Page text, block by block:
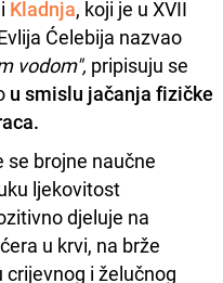
Kladnja, koji je u XVII
Ćelebija nazvao
vodom", pripisuju se
u smislu jačanja fizičke
se brojne naučne
ljekovitost
djeluje na
u krvi, na brže
i želučnog